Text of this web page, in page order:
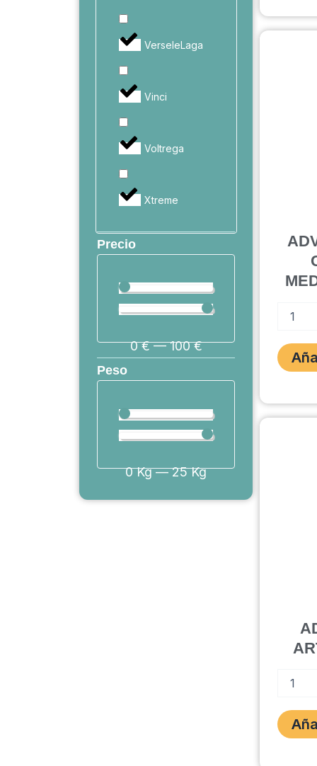
VerseleLaga
Vinci
Voltrega
Xtreme
Precio
0€—100€
Peso
0Kg—25Kg
DENTAL
STICK
cantidad
DOG
3
KG